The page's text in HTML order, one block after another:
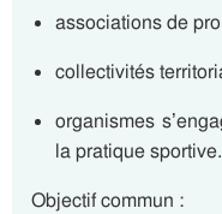
associations de
collectivités
organismes
la pratique sportive.
Objectif commun :